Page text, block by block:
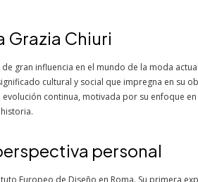
Grazia Chiuri
gran influencia en el mundo de la moda
cultural y social que impregna en su
continua, motivada por su enfoque
personal
Europeo de Diseño en Roma. Su primera